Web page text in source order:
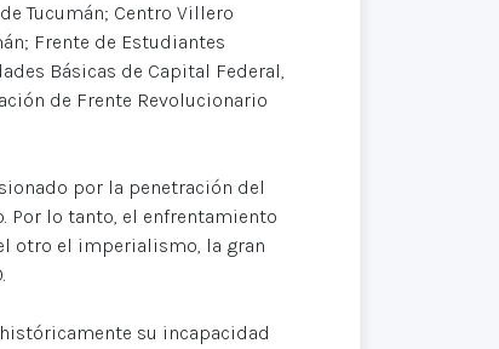
Tucumán; Centro Villero
Frente de Estudiantes
Básicas de Capital Federal,
de Frente Revolucionario
por la penetración del
Por lo tanto, el enfrentamiento
otro el imperialismo, la gran
su incapacidad